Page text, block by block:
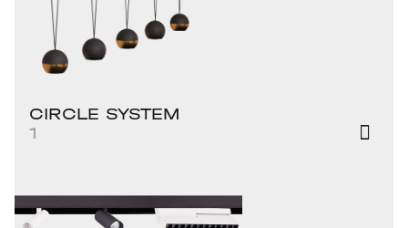
CIRCLE SYSTEM
1